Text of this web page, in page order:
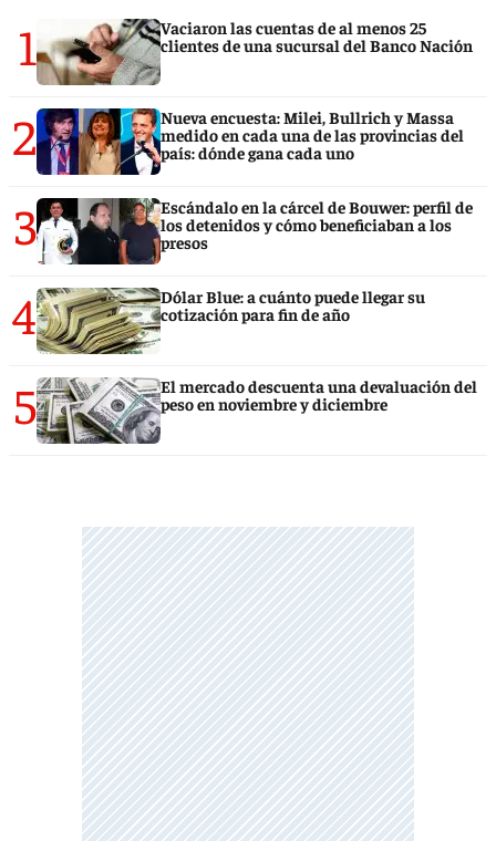
1
Vaciaron las cuentas de al menos 25
clientes de una sucursal del Banco Nación
2
Nueva encuesta: Milei, Bullrich y Massa
medido en cada una de las provincias del
país: dónde gana cada uno
3
Escándalo en la cárcel de Bouwer: perfil de
los detenidos y cómo beneficiaban a los
presos
4
Dólar Blue: a cuánto puede llegar su
cotización para fin de año
5
El mercado descuenta una devaluación del
peso en noviembre y diciembre